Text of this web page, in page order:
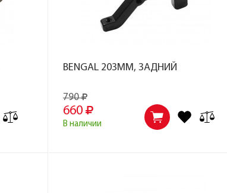
BENGAL 203MM, ЗАДНИЙ
790
660
В наличии